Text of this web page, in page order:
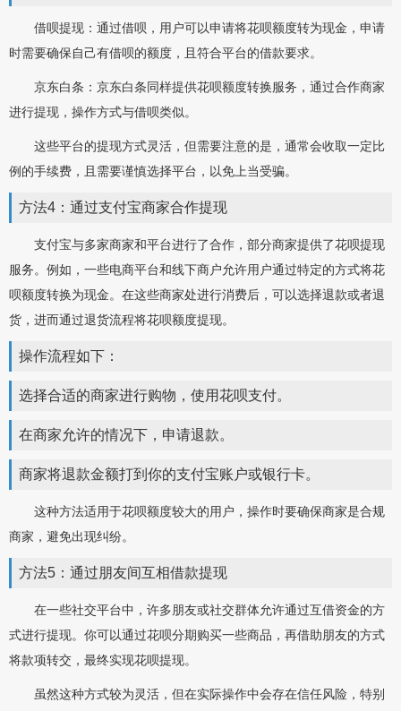
借呗提现：通过借呗，用户可以申请将花呗额度转为现金，申请
时需要确保自己有借呗的额度，且符合平台的借款要求。
京东白条：京东白条同样提供花呗额度转换服务，通过合作商家
进行提现，操作方式与借呗类似。
这些平台的提现方式灵活，但需要注意的是，通常会收取一定比
例的手续费，且需要谨慎选择平台，以免上当受骗。
方法4：通过支付宝商家合作提现
支付宝与多家商家和平台进行了合作，部分商家提供了花呗提现
服务。例如，一些电商平台和线下商户允许用户通过特定的方式将花
呗额度转换为现金。在这些商家处进行消费后，可以选择退款或者退
货，进而通过退货流程将花呗额度提现。
操作流程如下：
选择合适的商家进行购物，使用花呗支付。
在商家允许的情况下，申请退款。
商家将退款金额打到你的支付宝账户或银行卡。
这种方法适用于花呗额度较大的用户，操作时要确保商家是合规
商家，避免出现纠纷。
方法5：通过朋友间互相借款提现
在一些社交平台中，许多朋友或社交群体允许通过互借资金的方
式进行提现。你可以通过花呗分期购买一些商品，再借助朋友的方式
将款项转交，最终实现花呗提现。
虽然这种方式较为灵活，但在实际操作中会存在信任风险，特别